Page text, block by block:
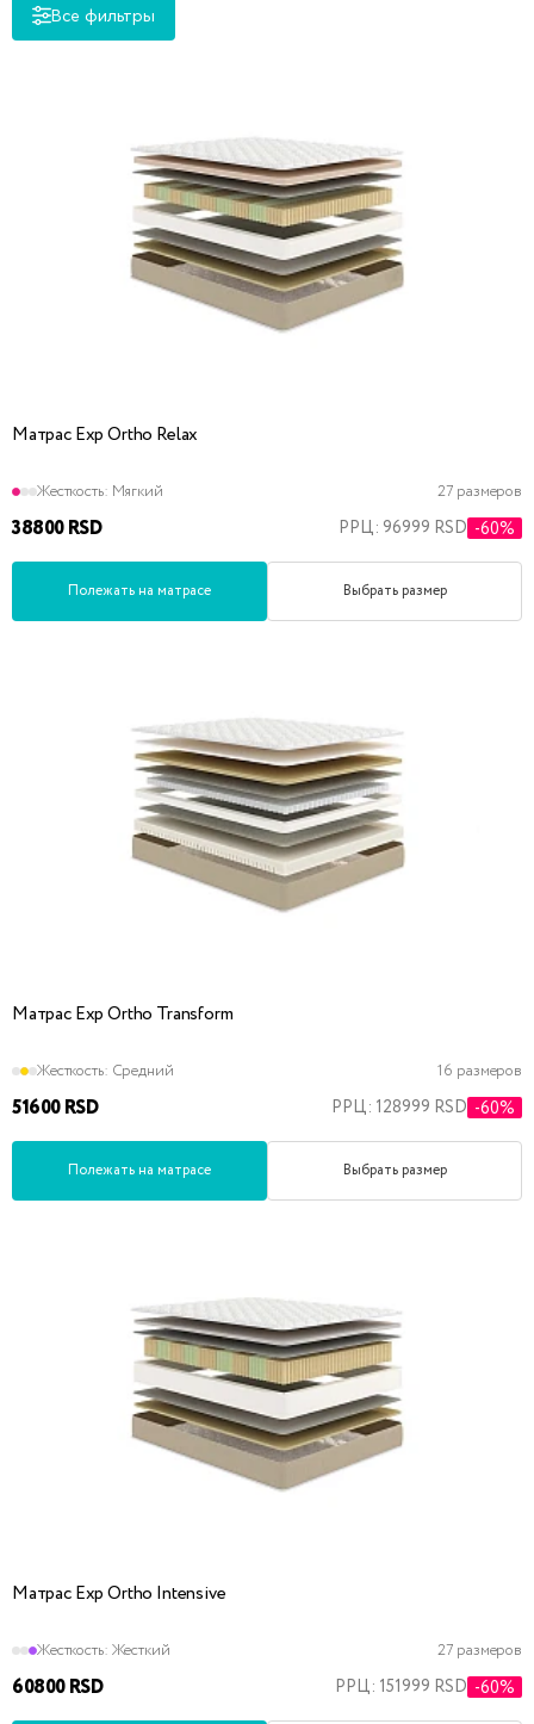
Все фильтры
Матрас Exp Ortho Relax
Жесткость: Мягкий 27 размеров
38800 RSD РРЦ: 96999 RSD -60%
Полежать на матрасе Выбрать размер
Матрас Exp Ortho Transform
Жесткость: Средний 16 размеров
51600 RSD РРЦ: 128999 RSD -60%
Полежать на матрасе Выбрать размер
Матрас Exp Ortho Intensive
Жесткость: Жесткий 27 размеров
60800 RSD РРЦ: 151999 RSD -60%